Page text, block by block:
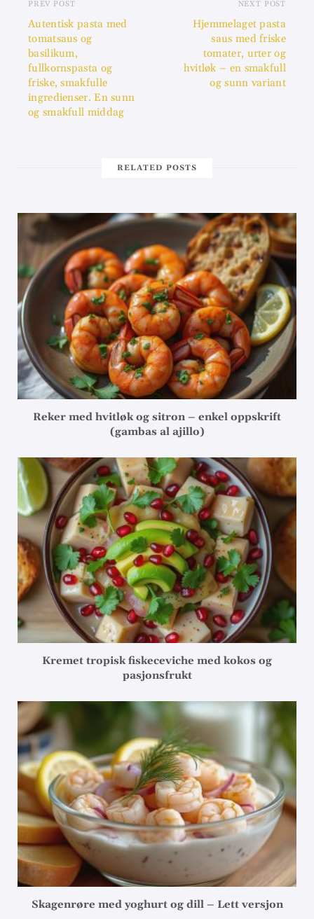
PREV POST
Autentisk pasta med
tomatsaus og
basilikum,
fullkornspasta og
friske, smakfulle
ingredienser. En sunn
og smakfull middag
NEXT POST
Hjemmelaget pasta
saus med friske
tomater, urter og
hvitløk – en smakfull
og sunn variant
RELATED POSTS
Reker med hvitløk og sitron – enkel oppskrift
(gambas al ajillo)
Kremet tropisk fiskeceviche med kokos og
pasjonsfrukt
Skagenrøre med yoghurt og dill – Lett versjon